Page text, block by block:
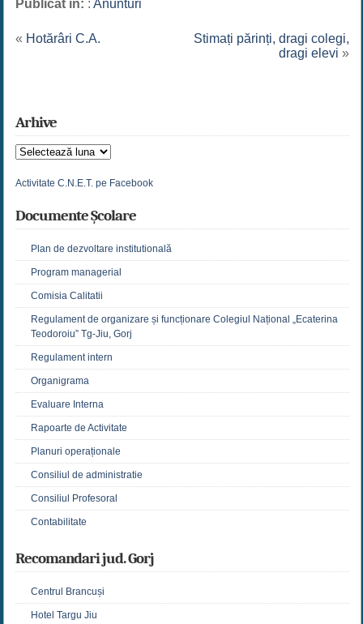
Publicat in: : Anunturi
« Hotărâri C.A.
Stimați părinți, dragi colegi,
dragi elevi »
Arhive
Arhive
Activitate C.N.E.T. pe Facebook
Documente Școlare
Plan de dezvoltare institutională
Program managerial
Comisia Calitatii
Regulament de organizare și funcționare Colegiul Național „Ecaterina
Teodoroiu” Tg-Jiu, Gorj
Regulament intern
Organigrama
Evaluare Interna
Rapoarte de Activitate
Planuri operaționale
Consiliul de administratie
Consiliul Profesoral
Contabilitate
Recomandari jud. Gorj
Centrul Brancuși
Hotel Targu Jiu